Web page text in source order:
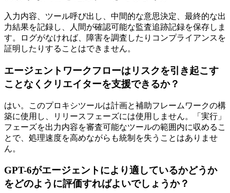
入力内容、ツール呼び出し、中間的な意思決定、最終的な出
力結果を記録し、人間が確認可能な監査追跡記録を保存しま
す。ログがなければ、障害を調査したりコンプライアンスを
証明したりすることはできません。
エージェントワークフローはリスクを引き起こす
ことなくクリエイターを支援できるか？
はい。このプロキシツールは計画と補助フレームワークの構
築に使用し、リリースフェーズには使用しません。「実行」
フェーズを出力内容を審査可能なツールの範囲内に収めるこ
とで、処理速度を高めながらも統制を失うことはありませ
ん。
GPT-6がエージェントにより適しているかどうか
をどのように評価すればよいでしょうか？